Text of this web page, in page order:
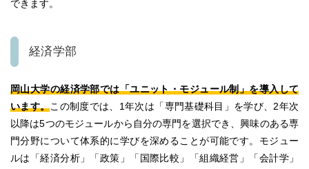
できます。
経済学部
岡山大学の経済学部では「ユニット・モジュール制」を導入して
います。この制度では、1年次は「専門基礎科目」を学び、2年次
以降は5つのモジュールから自分の専門を選択でき、興味のある専
門分野について体系的に学びを深めることが可能です。 モジュー
ルは「経済分析」「政策」「国際比較」「組織経営」「会計学」